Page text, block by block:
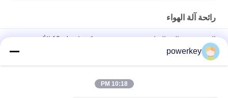
رائحة آلة الهواء
الصين تصنيع البيع المباشر موزع ميني موزع كهربائي 60ml الألومنيوم
مل من الألومنيوم
100 مل المعدات الممتازة للزيوت الأساسية الواسعة الواسعة الواسعة
powerkey
10:18 PM